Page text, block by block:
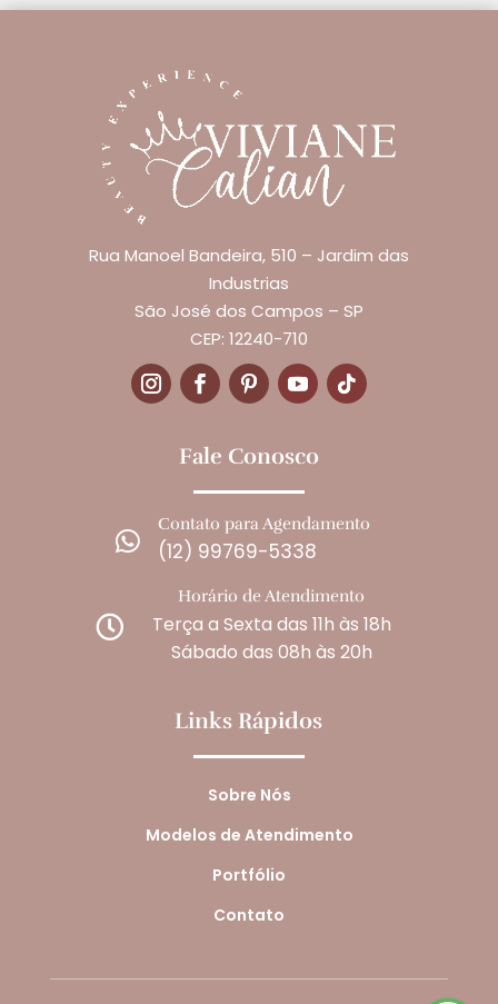
Rua Manoel Bandeira, 510 – Jardim das
Industrias
São José dos Campos – SP
CEP: 12240-710
Fale Conosco

Contato para Agendamento
(12) 99769-5338

Horário de Atendimento
Terça a Sexta das 11h às 18h
Sábado das 08h às 20h
Links Rápidos
Sobre Nós
Modelos de Atendimento
Portfólio
Contato